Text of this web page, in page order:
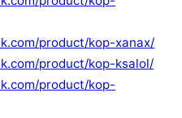
product/kop-xanax/
product/kop-ksalol/
product/kop-